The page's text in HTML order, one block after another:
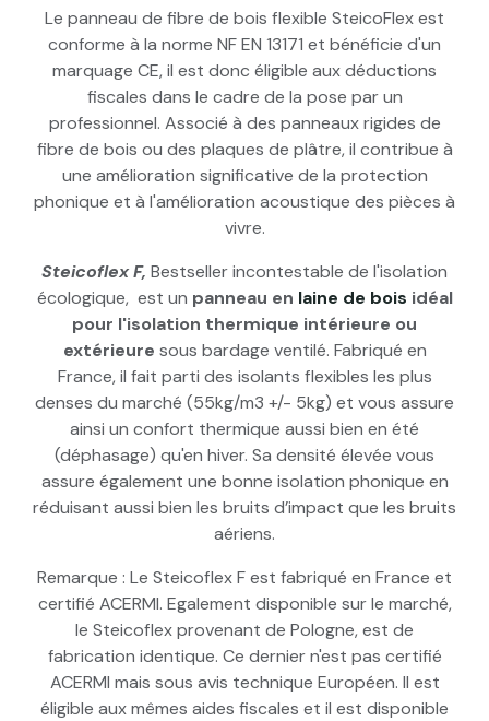
Le panneau de fibre de bois flexible SteicoFlex est
conforme à la norme NF EN 13171 et bénéficie d'un
marquage CE, il est donc éligible aux déductions
fiscales dans le cadre de la pose par un
professionnel. Associé à des panneaux rigides de
fibre de bois ou des plaques de plâtre, il contribue à
une amélioration significative de la protection
phonique et à l'amélioration acoustique des pièces à
vivre.
Steicoflex F, Bestseller incontestable de l'isolation
écologique, est un panneau en laine de bois idéal
pour l'isolation thermique intérieure ou
extérieure sous bardage ventilé. Fabriqué en
France, il fait parti des isolants flexibles les plus
denses du marché (55kg/m3 +/- 5kg) et vous assure
ainsi un confort thermique aussi bien en été
(déphasage) qu'en hiver. Sa densité élevée vous
assure également une bonne isolation phonique en
réduisant aussi bien les bruits d’impact que les bruits
aériens.
Remarque : Le Steicoflex F est fabriqué en France et
certifié ACERMI. Egalement disponible sur le marché,
le Steicoflex provenant de Pologne, est de
fabrication identique. Ce dernier n'est pas certifié
ACERMI mais sous avis technique Européen. Il est
éligible aux mêmes aides fiscales et il est disponible